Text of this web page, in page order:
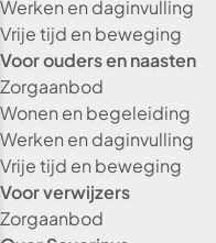
Werken en daginvulling
Vrije tijd en beweging
Voor ouders en naasten
Zorgaanbod
Wonen en begeleiding
Werken en daginvulling
Vrije tijd en beweging
Voor verwijzers
Zorgaanbod